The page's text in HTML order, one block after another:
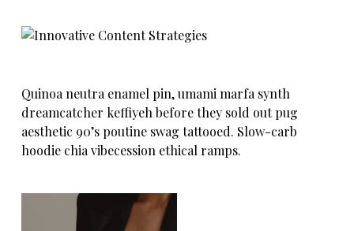
Quinoa neutra enamel pin, umami marfa synth
dreamcatcher keffiyeh before they sold out pug
aesthetic 90’s poutine swag tattooed. Slow-carb
hoodie chia vibecession ethical ramps.